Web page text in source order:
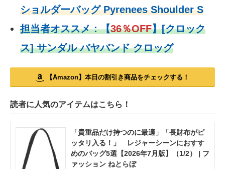
ショルダーバッグ Pyrenees Shoulder S
担当者オススメ：【36％OFF】[クロック
ス] サンダル バヤバンド クロッグ
【Amazon】本日の割引き商品をチェックする！
読者に人気のアイテムはこちら！
「貴重品だけ持つのに最適」「長財布がピ
ッタリ入る！」 レジャーシーンにおすす
めのバッグ5選【2026年7月版】（1/2） | フ
ァッション ねとらぼ